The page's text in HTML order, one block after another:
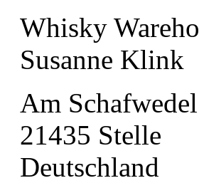
Whisky
Susanne Klink
Am
21435 Stelle
Deutschland